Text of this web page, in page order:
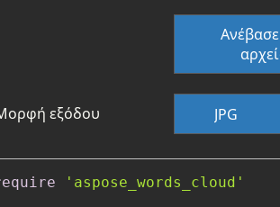
εξόδου
'aspose_words_cloud'